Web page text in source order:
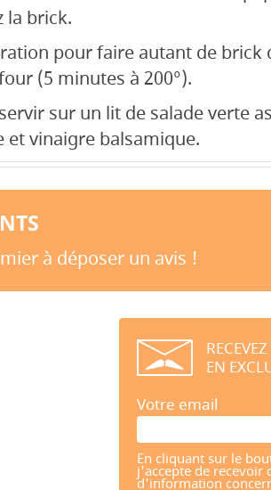
la brick.
pour faire autant de brick
(5 minutes à 200°).
sur un lit de salade verte
et vinaigre balsamique.
à déposer un avis !
EN
Votre email
En cliquant sur le
j'accepte de recevoir
d'information